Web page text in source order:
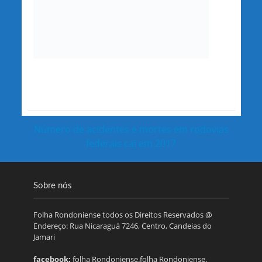
Número de acidentes e mortes em rodovias
federais cai em 2017
Sobre nós
Folha Rondoniense todos os Direitos Reservados @
Endereço: Rua Nicaraguá 7246, Centro, Candeias do
Jamari
facebook: folha Rondoniense.folha Rondoniense.